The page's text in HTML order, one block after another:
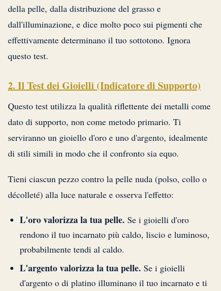
della pelle, dalla distribuzione del grasso e
dall'illuminazione, e dice molto poco sui pigmenti che
effettivamente determinano il tuo sottotono. Ignora
questo test.
2. Il Test dei Gioielli (Indicatore di Supporto)
Questo test utilizza la qualità riflettente dei metalli come
dato di supporto, non come metodo primario. Ti
serviranno un gioiello d'oro e uno d'argento, idealmente
di stili simili in modo che il confronto sia equo.
Tieni ciascun pezzo contro la pelle nuda (polso, collo o
décolleté) alla luce naturale e osserva l'effetto:
L'oro valorizza la tua pelle. Se i gioielli d'oro
rendono il tuo incarnato più caldo, liscio e luminoso,
probabilmente tendi al caldo.
L'argento valorizza la tua pelle. Se i gioielli
d'argento o di platino illuminano il tuo incarnato e ti